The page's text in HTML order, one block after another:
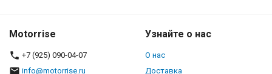
Motorrise
+7 (925) 090-04-07
info@motorrise.ru
Узнайте о нас
О нас
Доставка